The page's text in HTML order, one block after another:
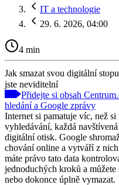
IT a technologie
29. 6. 2026, 04:00
4 min
Jak smazat svou digitální
jste neviditelní
Přidejte si obsah
hledání a Google zprávy
Internet si pamatuje víc, než
vyhledávání, každá
digitální otisk. Google
chování online a vytváří z
máte právo tato data
jednoduchých kroků a
nebo dokonce úplně vymazat.